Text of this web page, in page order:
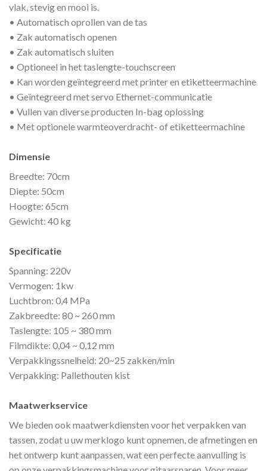
vlak, stevig en mooi is.
• Automatisch oprollen van de tas
• Zak automatisch openen
• Zak automatisch sluiten
• Optioneel in het taslengte-touchscreen
• Kan worden geïntegreerd met printer en etiketteermachine
• Geïntegreerd met servo Ethernet-communicatie
• Vullen van diverse producten In-bag oplossing
• Met optionele warmteoverdracht- of etiketteermachine
Dimensie
Breedte: 70cm
Diepte: 50cm
Hoogte: 65cm
Gewicht: 40 kg
Specificatie
Spanning: 220v
Vermogen: 1kw
Luchtbron: 0,4 MPa
Zakbreedte: 80 ~ 260 mm
Taslengte: 105 ~ 380 mm
Filmdikte: 0,04 ~ 0,12 mm
Verpakkingssnelheid: 20~25 zakken/min
Verpakking: Pallethouten kist
Maatwerkservice
We bieden ook maatwerkdiensten voor het verpakken van
tassen, zodat u uw merklogo kunt opnemen, de afmetingen en
het ontwerp kunt aanpassen, wat een perfecte aanvulling is